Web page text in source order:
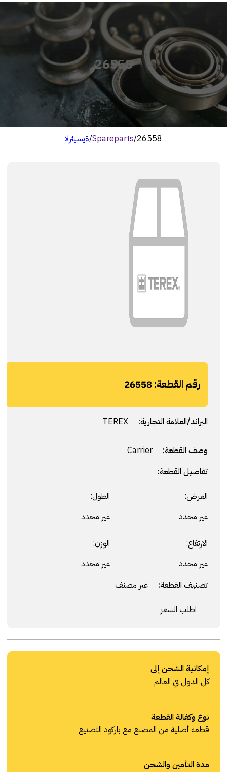
26558
الرئيسية/Spareparts/26558
رقم القطعة:26558
البراند/العلامة التجارية: TEREX
وصف القطعة:
Carrier
تفاصيل القطعة:
العرض:
غير محدد
الطول:
غير محدد
الارتفاع:
غير محدد
الوزن:
غير محدد
تصنيف القطعة: غير مصنف
اطلب السعر
إمكانية الشحن إلى
كل الدول في العالم
نوع وكفالة القطعة
قطعة أصلية من المصنع مع باركود التصنيع
مدة التأمين والشحن